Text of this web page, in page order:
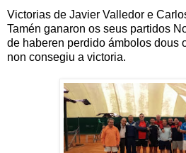
Victorias de Javier Valledor e
Tamén ganaron os seus partidos
de haberen perdido ámbolos dous
non consegiu a victoria.